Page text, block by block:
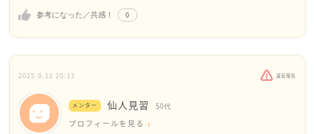
のいいものを食べる、よくかむ、時間をしっかり開け
る、寝る時間近くには食べない、などの配慮が必要で
すね。
お菓子はできれば不調の時は避けてください。
脂っこいものやかたいものは消化に時間がかかり、胃
に負担をかけます。胃内停滞時間、で検索してみてく
ださい。
冷たい飲み物は当然胃を冷やしますのでこれもできれ
まず大切なのは「自分の体を守ること」です。症状が
続いているのであれば、胃カメラの検査を受けてみる
のは安心につながります。はっきり原因が分かるだけ
で「大きな病気じゃない」と確認でき、気持ちが軽く
なることも多いです。
ストレスが影響していると感じていても、「休んだら
参考になった／共感！ 0
2025.9.12 20:13 違反報告
メンター 仙人見習 50代
プロフィールを見る